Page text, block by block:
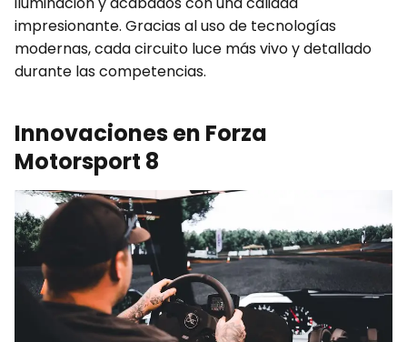
impresionante. Gracias al uso de tecnologías
modernas, cada circuito luce más vivo y detallado
durante las competencias.
Innovaciones en Forza
Motorsport 8